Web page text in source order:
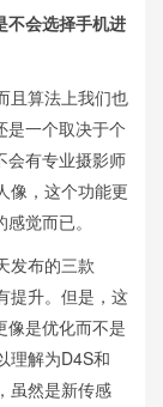
不会选择手机进
且算法上我们也
是一个取决于个
会有专业摄影师
像，这个功能更
觉而已。
发布的三款
提升。但是，这
像是优化而不是
理解为D4S和
虽然是新传感